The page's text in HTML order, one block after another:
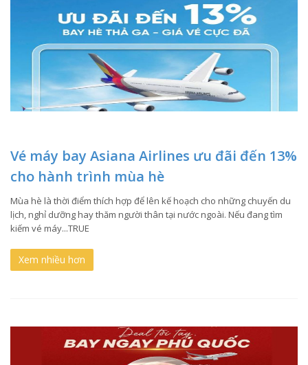
Vé máy bay Asiana Airlines ưu đãi đến 13%
cho hành trình mùa hè
Mùa hè là thời điểm thích hợp để lên kế hoạch cho những chuyến du
lịch, nghỉ dưỡng hay thăm người thân tại nước ngoài. Nếu đang tìm
kiếm vé máy...TRUE
Xem nhiều hơn